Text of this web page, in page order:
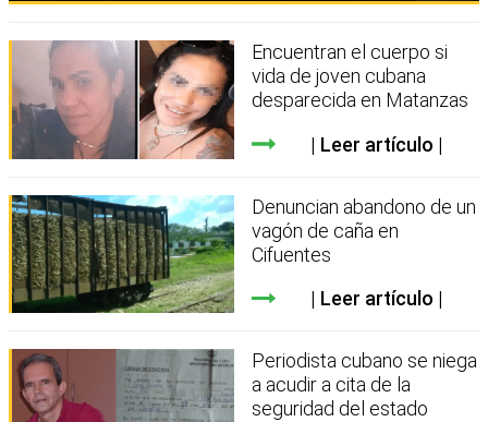
Encuentran el cuerpo si
vida de joven cubana
desparecida en Matanzas
Leer artículo
Denuncian abandono de un
vagón de caña en
Cifuentes
Leer artículo
Periodista cubano se niega
a acudir a cita de la
seguridad del estado